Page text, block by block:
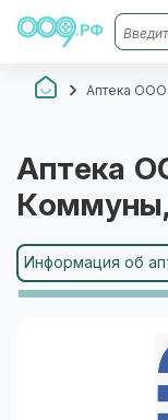
Аптека ООО
Аптека
Информация об